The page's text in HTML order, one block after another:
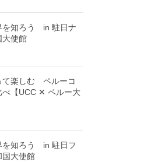
を知ろう in 駐日ナ
大使館
て楽しむ ペルーコ
べ【UCC ✕ ペルー大
を知ろう in 駐日フ
国大使館